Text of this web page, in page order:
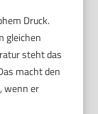
Druck.
gleichen
steht das
macht den
wenn er